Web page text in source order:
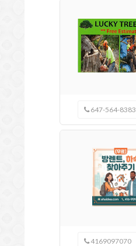
647-564-8383
4169097070